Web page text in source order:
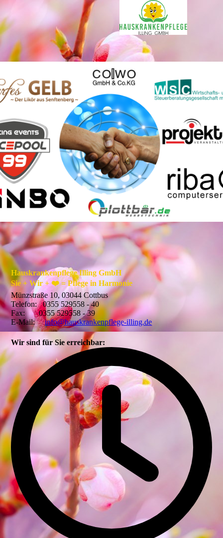
Hauskrankenpflege Illing GmbH
Sie + Wir + ❤️ = Pflege in Harmonie
Münzstraße 10, 03044 Cottbus
Telefon: 0355 529558 - 40
Fax: 0355 529558 - 39
E-Mail:info@hauskrankenpflege-illing.de
Wir sind für Sie erreichbar: